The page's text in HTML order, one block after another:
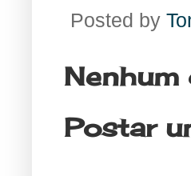
Posted by
Nenhum
Postar